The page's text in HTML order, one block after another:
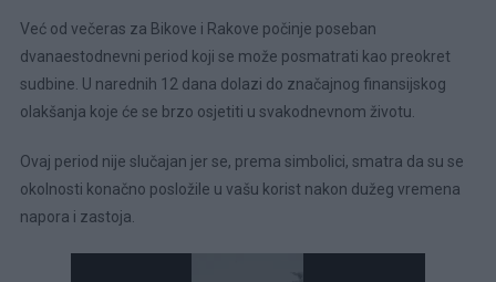
Već od večeras za Bikove i Rakove počinje poseban
dvanaestodnevni period koji se može posmatrati kao preokret
sudbine. U narednih 12 dana dolazi do značajnog finansijskog
olakšanja koje će se brzo osjetiti u svakodnevnom životu.
Ovaj period nije slučajan jer se, prema simbolici, smatra da su se
okolnosti konačno posložile u vašu korist nakon dužeg vremena
napora i zastoja.